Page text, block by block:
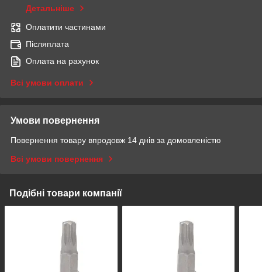
Детальніше
Оплатити частинами
Післяплата
Оплата на рахунок
Всі умови оплати
Умови повернення
Повернення товару впродовж 14 днів за домовленістю
Всі умови повернення
Подібні товари компанії